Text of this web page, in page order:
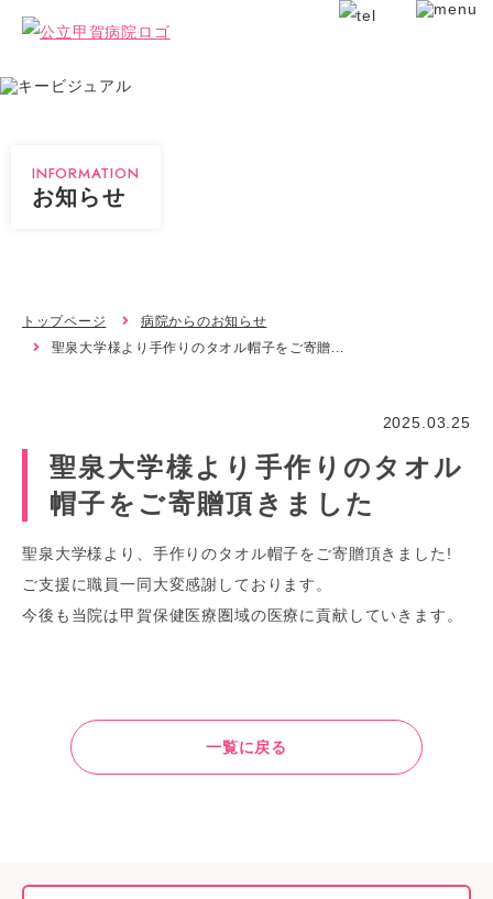
INFORMATION
お知らせ
トップページ
病院からのお知らせ
聖泉大学様より手作りのタオル帽子をご寄贈...
2025.03.25
聖泉大学様より手作りのタオル
帽子をご寄贈頂きました
聖泉大学様より、手作りのタオル帽子をご寄贈頂きました!
ご支援に職員一同大変感謝しております。
今後も当院は甲賀保健医療圏域の医療に貢献していきます。
一覧に戻る